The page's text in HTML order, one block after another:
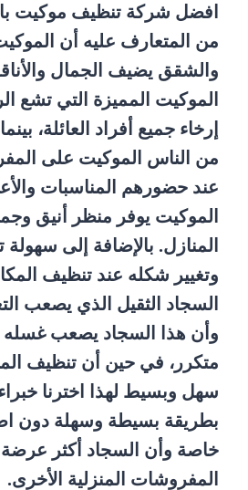
افضل شركة تنظيف موكيت
من المتعارف عليه أن
والشقق يضيف الجمال
الموكيت المميزة التي تشع
إرخاء جميع أفراد العائلة،
من الناس الموكيت على
عند حضورهم المناسبات
الموكيت يوفر منظر أنيق
المنازل. بالإضافة إلى
وتغيير شكله عند تنظيف
السجاد الثقيل الذي يصعب
وأن هذا السجاد يصعب غسله
متكرر، في حين أن تنظيف
سهل وبسيط لهذا اخترنا
بطريقة بسيطة وسهلة دون
خاصة وأن السجاد أكثر
المفروشات المنزلية الأخرى.